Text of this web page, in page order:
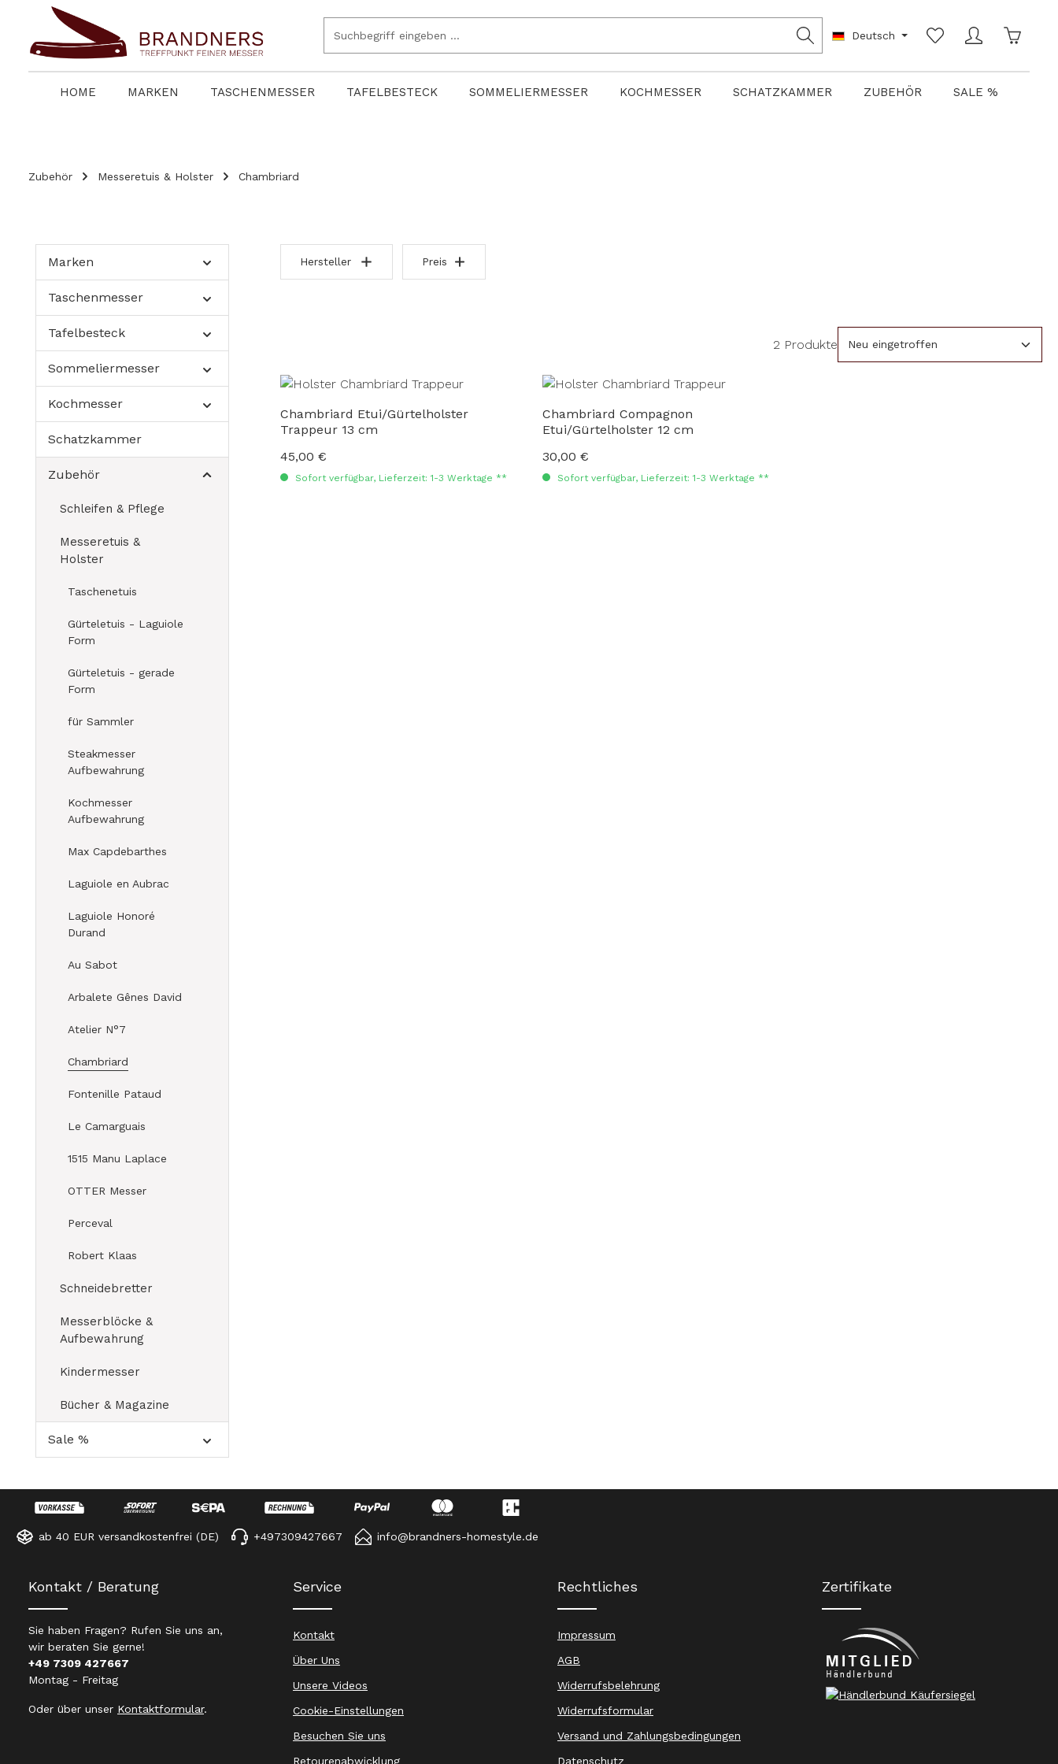
Zur Hauptnavigation springen
Deutsch
HOME MARKEN TASCHENMESSER TAFELBESTECK SOMMELIERMESSER KOCHMESSER SCHATZKAMMER ZUBEHÖR SALE %
Zubehör Messeretuis & Holster Chambriard
Marken
Taschenmesser
Tafelbesteck
Sommeliermesser
Kochmesser
Schatzkammer
Zubehör
Schleifen & Pflege
Messeretuis &
Holster
Taschenetuis
Gürteletuis - Laguiole
Form
Gürteletuis - gerade
Form
für Sammler
Steakmesser
Aufbewahrung
Kochmesser
Aufbewahrung
Max Capdebarthes
Laguiole en Aubrac
Laguiole Honoré
Durand
Au Sabot
Arbalete Gênes David
Atelier N°7
Chambriard
Fontenille Pataud
Le Camarguais
1515 Manu Laplace
OTTER Messer
Perceval
Robert Klaas
Schneidebretter
Messerblöcke &
Aufbewahrung
Kindermesser
Bücher & Magazine
Sale %
Hersteller Preis
2 Produkte
Chambriard Etui/Gürtelholster
Trappeur 13 cm
Regulärer Preis:
45,00 €
Sofort verfügbar, Lieferzeit: 1-3 Werktage **
Chambriard Compagnon
Etui/Gürtelholster 12 cm
Regulärer Preis:
30,00 €
Sofort verfügbar, Lieferzeit: 1-3 Werktage **
ab 40 EUR versandkostenfrei (DE) +497309427667 info@brandners-homestyle.de
Kontakt / Beratung
Sie haben Fragen? Rufen Sie uns an,
wir beraten Sie gerne!
+49 7309 427667
Montag - Freitag
Oder über unser Kontaktformular.
Service
Kontakt
Über Uns
Unsere Videos
Cookie-Einstellungen
Besuchen Sie uns
Retourenabwicklung
Rechtliches
Impressum
AGB
Widerrufsbelehrung
Widerrufsformular
Versand und Zahlungsbedingungen
Datenschutz
Zertifikate